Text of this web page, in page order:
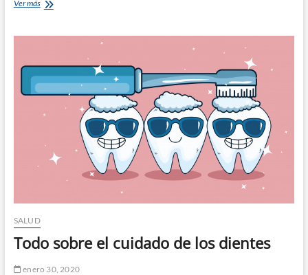
Ver másLas
papel
que
la
SALUD
Todo sobre el cuidado de los dientes
enero 30, 2020